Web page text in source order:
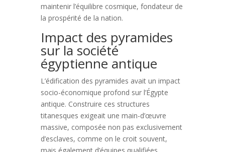
maintenir l’équilibre cosmique, fondateur de
la prospérité de la nation.
Impact des pyramides
sur la société
égyptienne antique
L’édification des pyramides avait un impact
socio-économique profond sur l’Égypte
antique. Construire ces structures
titanesques exigeait une main-d’œuvre
massive, composée non pas exclusivement
d’esclaves, comme on le croit souvent,